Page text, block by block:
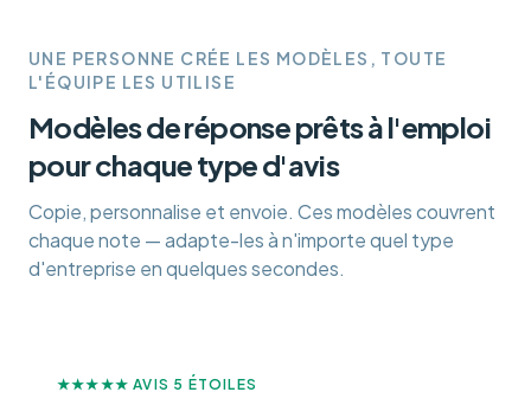
UNE PERSONNE CRÉE LES MODÈLES, TOUTE
L'ÉQUIPE LES UTILISE
Modèles de réponse prêts à l'emploi
pour chaque type d'avis
Copie, personnalise et envoie. Ces modèles couvrent
chaque note — adapte-les à n'importe quel type
d'entreprise en quelques secondes.
★★★★★AVIS 5 ÉTOILES